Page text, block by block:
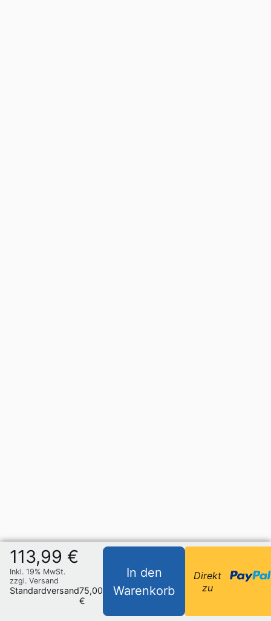
113,99 €
Inkl. 19% MwSt.
zzgl. Versand
Standardversand75,00
€
In den
Warenkorb
Direkt
zu